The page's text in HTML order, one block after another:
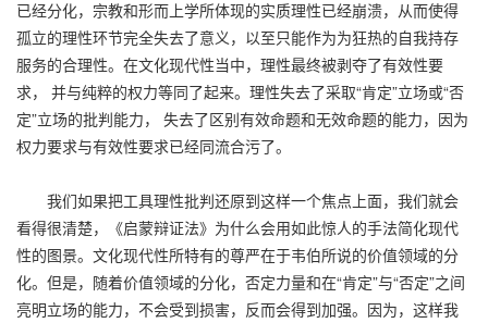
已经分化，宗教和形而上学所体现的实质理性已经崩溃，从而使得
孤立的理性环节完全失去了意义，以至只能作为为狂热的自我持存
服务的合理性。在文化现代性当中，理性最终被剥夺了有效性要
求， 并与纯粹的权力等同了起来。理性失去了采取“肯定”立场或“否
定”立场的批判能力， 失去了区别有效命题和无效命题的能力，因为
权力要求与有效性要求已经同流合污了。
我们如果把工具理性批判还原到这样一个焦点上面，我们就会
看得很清楚，《启蒙辩证法》为什么会用如此惊人的手法简化现代
性的图景。文化现代性所特有的尊严在于韦伯所说的价值领域的分
化。但是，随着价值领域的分化，否定力量和在“肯定”与“否定”之间
亮明立场的能力，不会受到损害，反而会得到加强。因为，这样我